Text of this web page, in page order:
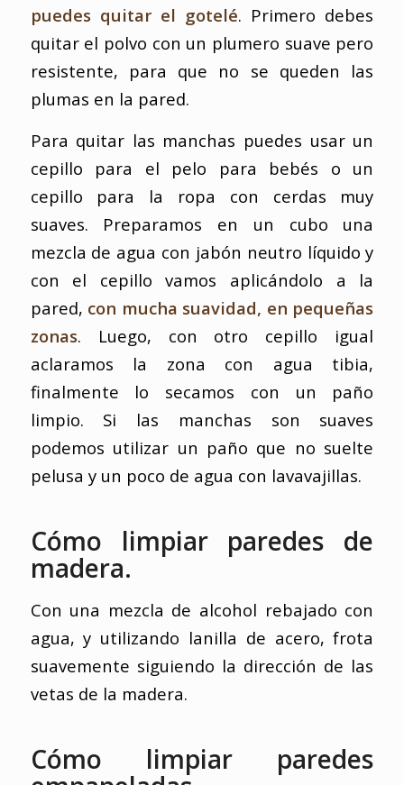
puedes quitar el gotelé. Primero debes
quitar el polvo con un plumero suave pero
resistente, para que no se queden las
plumas en la pared.
Para quitar las manchas puedes usar un
cepillo para el pelo para bebés o un
cepillo para la ropa con cerdas muy
suaves. Preparamos en un cubo una
mezcla de agua con jabón neutro líquido y
con el cepillo vamos aplicándolo a la
pared, con mucha suavidad, en pequeñas
zonas. Luego, con otro cepillo igual
aclaramos la zona con agua tibia,
finalmente lo secamos con un paño
limpio. Si las manchas son suaves
podemos utilizar un paño que no suelte
pelusa y un poco de agua con lavavajillas.
Cómo limpiar paredes de
madera.
Con una mezcla de alcohol rebajado con
agua, y utilizando lanilla de acero, frota
suavemente siguiendo la dirección de las
vetas de la madera.
Cómo limpiar paredes